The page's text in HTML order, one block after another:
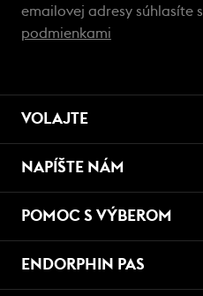
emailovej adresy súhlasíte s
podmienkami
VOLAJTE
NAPÍŠTE NÁM
POMOC S VÝBEROM
ENDORPHIN PAS